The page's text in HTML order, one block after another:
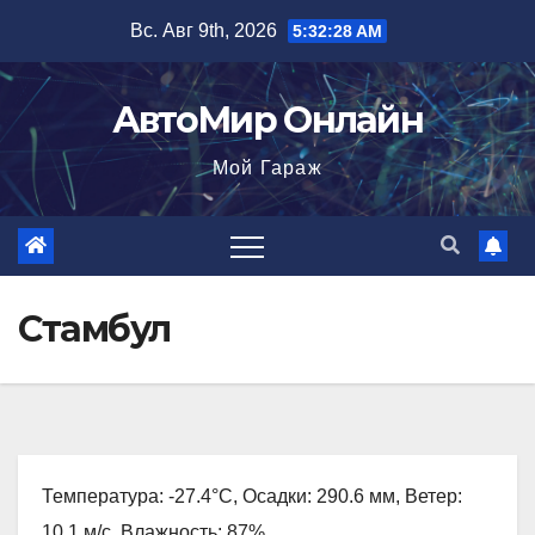
содержимому
Вс. Авг 9th, 2026 5:32:29 AM
АвтоМир Онлайн
Мой Гараж
Стамбул
Температура: -27.4°C, Осадки: 290.6 мм, Ветер: